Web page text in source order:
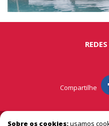
Sobre os cookies:usamos
Compartilhe
© Portal São Miguel -